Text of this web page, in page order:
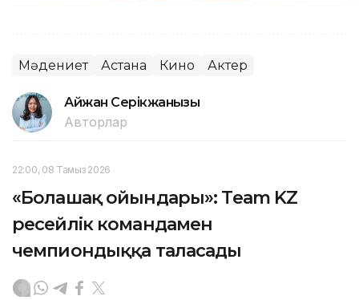
Мәдениет Астана Кино Актер
Айжан Серікжанқызы
Авторлар
22:00, 08 Тамыз 2026
«Болашақ ойындары»: Team KZ
ресейлік командамен
чемпиондыққа таласады